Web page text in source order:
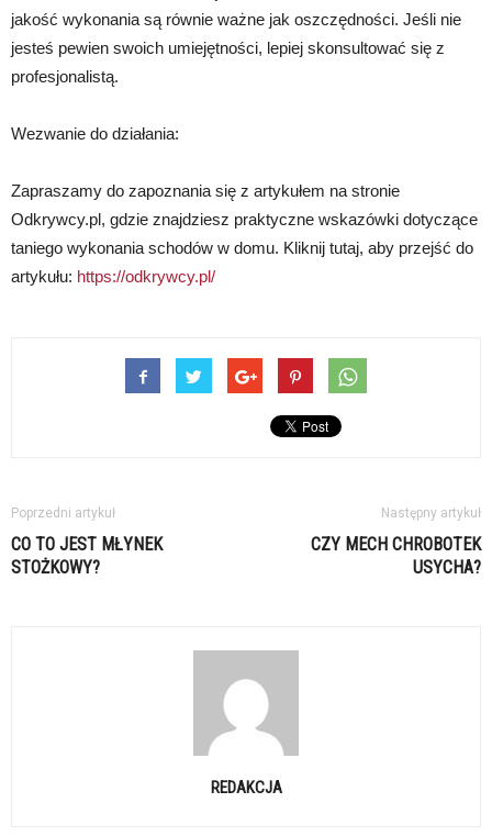
jakość wykonania są równie ważne jak oszczędności. Jeśli nie
jesteś pewien swoich umiejętności, lepiej skonsultować się z
profesjonalistą.
Wezwanie do działania:
Zapraszamy do zapoznania się z artykułem na stronie
Odkrywcy.pl, gdzie znajdziesz praktyczne wskazówki dotyczące
taniego wykonania schodów w domu. Kliknij tutaj, aby przejść do
artykułu: https://odkrywcy.pl/
Poprzedni artykuł
CO TO JEST MŁYNEK
STOŻKOWY?
Następny artykuł
CZY MECH CHROBOTEK
USYCHA?
REDAKCJA